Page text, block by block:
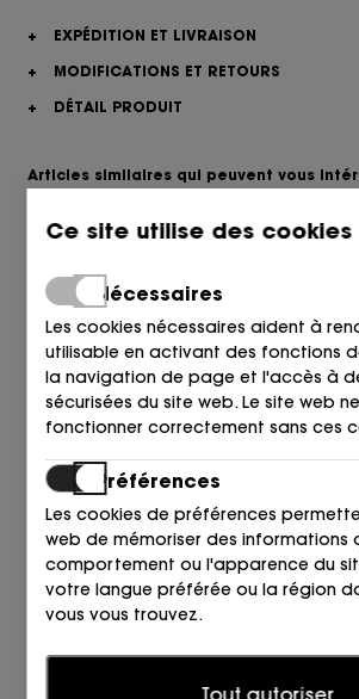
+
EXPÉDITION ET LIVRAISON
+
MODIFICATIONS ET RETOURS
+
DÉTAIL PRODUIT
Articles similaires qui peuvent vous
CULT GAIA
Ce site utilise des cookies
Nécessaires
Les cookies nécessaires aident à
utilisable en activant des fonctions
la navigation de page et l'accès à
sécurisées du site web. Le site web
fonctionner correctement sans ces
Préférences
Les cookies de préférences
web de mémoriser des informations
comportement ou l'apparence du
votre langue préférée ou la région
vous vous trouvez.